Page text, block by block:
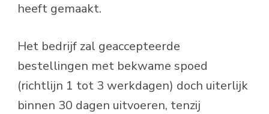
heeft gemaakt.
Het bedrijf zal geaccepteerde
bestellingen met bekwame spoed
(richtlijn 1 tot 3 werkdagen) doch uiterlijk
binnen 30 dagen uitvoeren, tenzij